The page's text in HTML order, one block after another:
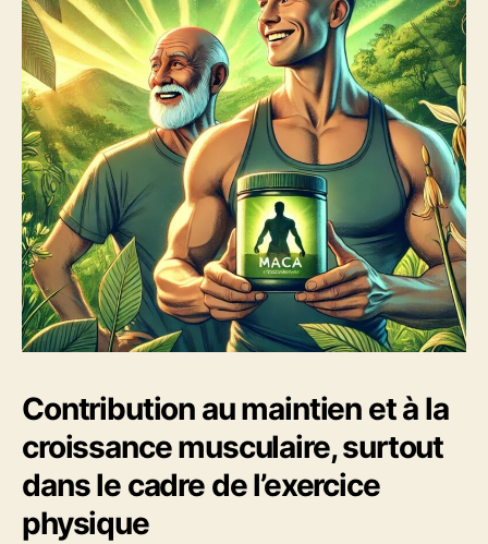
Contribution au maintien et à la
croissance musculaire, surtout
dans le cadre de l’exercice
physique